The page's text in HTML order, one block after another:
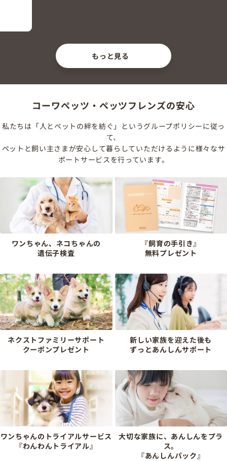
もっと見る
コーワペッツ・ペッツフレンズの安心
私たちは「人とペットの絆を紡ぐ」というグループポリシーに従っ
て、
ペットと飼い主さまが安心して暮らしていただけるように様々なサ
ポートサービスを行っています。
ワンちゃん、ネコちゃんの
遺伝子検査
『飼育の手引き』
無料プレゼント
ネクストファミリーサポート
クーポンプレゼント
新しい家族を迎えた後も
ずっとあんしんサポート
ワンちゃんのトライアルサービス
『わんわんトライアル』
大切な家族に、あんしんをプラ
ス。
『あんしんパック』